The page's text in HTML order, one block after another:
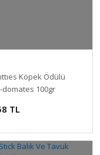
Köpek Ödülü
domates 100gr
TL